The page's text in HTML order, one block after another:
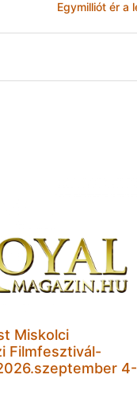
Miskolci
Filmfesztivál-
4-